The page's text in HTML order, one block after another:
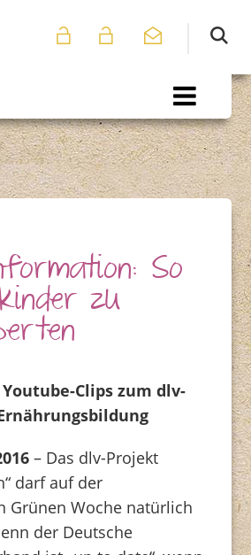
So
zu
Clips zum dlv-
– Das dlv-Projekt
darf auf der
Grünen Woche natürlich
der Deutsche